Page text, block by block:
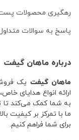
رهگیری محصولات
پاسخ به سوالات
درباره ماهان گیفت
ماهان گیفت یک
ارائه انواع هدایای
به شما کمک می‌کند تا
ما با تمرکز بر کیفیت
برای شما فراهم کنیم.